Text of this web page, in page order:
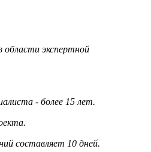
области экспертной
- более 15 лет.
составляет 10 дней.